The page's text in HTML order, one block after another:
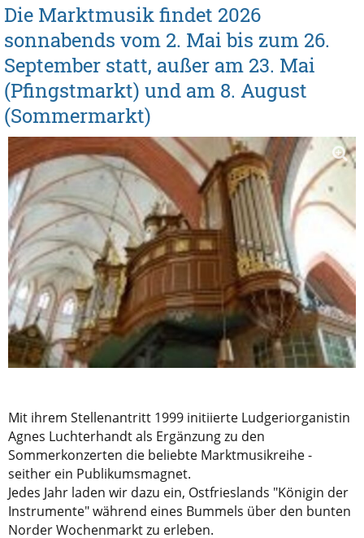
Die Marktmusik findet 2026
sonnabends vom 2. Mai bis zum 26.
September statt, außer am 23. Mai
(Pfingstmarkt) und am 8. August
(Sommermarkt)
Mit ihrem Stellenantritt 1999 initiierte Ludgeriorganistin
Agnes Luchterhandt als Ergänzung zu den
Sommerkonzerten die beliebte Marktmusikreihe -
seither ein Publikumsmagnet.
Jedes Jahr laden wir dazu ein, Ostfrieslands "Königin der
Instrumente" während eines Bummels über den bunten
Norder Wochenmarkt zu erleben.